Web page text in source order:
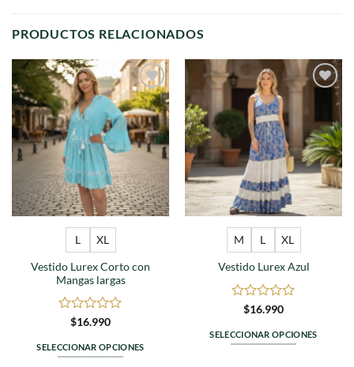
PRODUCTOS RELACIONADOS
Agregar
a
favoritos
L XL
Vestido Lurex Corto con
Mangas largas
Valorado
0
de
$16.990
SELECCIONAR OPCIONES
favoritos
M L XL
Vestido Lurex Azul
Valorado
0
de
$16.990
SELECCIONAR OPCIONES